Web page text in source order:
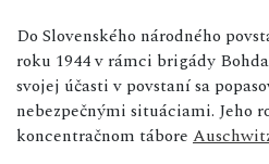
Do Slovenského národného
roku 1944 v rámci brigády
svojej účasti v povstaní sa
nebezpečnými situáciami. Jeho
koncentračnom tábore